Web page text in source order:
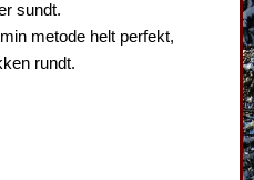
sundt.
metode helt perfekt,
rundt.